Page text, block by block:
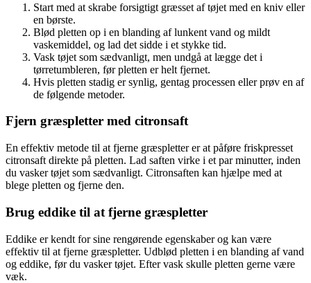
Start med at skrabe forsigtigt græsset af tøjet med en kniv eller
en børste.
Blød pletten op i en blanding af lunkent vand og mildt
vaskemiddel, og lad det sidde i et stykke tid.
Vask tøjet som sædvanligt, men undgå at lægge det i
tørretumbleren, før pletten er helt fjernet.
Hvis pletten stadig er synlig, gentag processen eller prøv en af
de følgende metoder.
Fjern græspletter med citronsaft
En effektiv metode til at fjerne græspletter er at påføre friskpresset
citronsaft direkte på pletten. Lad saften virke i et par minutter, inden
du vasker tøjet som sædvanligt. Citronsaften kan hjælpe med at
blege pletten og fjerne den.
Brug eddike til at fjerne græspletter
Eddike er kendt for sine rengørende egenskaber og kan være
effektiv til at fjerne græspletter. Udblød pletten i en blanding af vand
og eddike, før du vasker tøjet. Efter vask skulle pletten gerne være
væk.